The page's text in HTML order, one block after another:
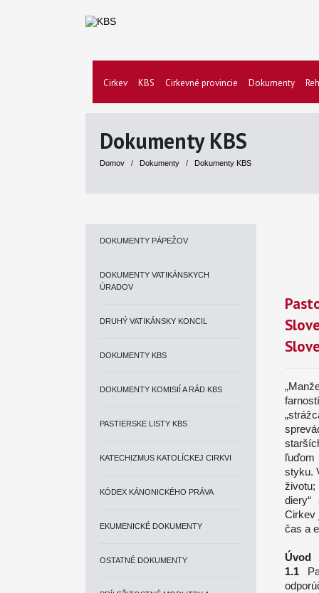
Cirkev KBS Cirkevné provincie Dokumenty
Dokumenty KBS
Domov / Dokumenty / Dokumenty KBS
DOKUMENTY PÁPEŽOV
DOKUMENTY VATIKÁNSKYCH
ÚRADOV
DRUHÝ VATIKÁNSKY KONCIL
DOKUMENTY KBS
DOKUMENTY KOMISIÍ A RÁD KBS
PASTIERSKE LISTY KBS
KATECHIZMUS KATOLÍCKEJ CIRKVI
KÓDEX KÁNONICKÉHO PRÁVA
EKUMENICKÉ DOKUMENTY
OSTATNÉ DOKUMENTY
styku.
Cirkev
čas a
Úvod